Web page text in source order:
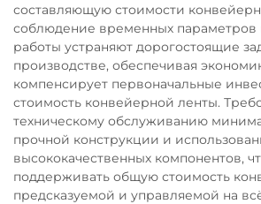
составляющую стоимости
соблюдение временных параметров
работы устраняют дорогостоящие
производстве, обеспечивая
компенсирует первоначальные
стоимость конвейерной ленты.
техническому обслуживанию
прочной конструкции и
высококачественных компонентов,
поддерживать общую стоимость
предсказуемой и управляемой на